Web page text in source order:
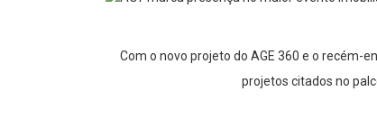
Com o novo projeto do AGE 360 e o recém-
projetos citados no